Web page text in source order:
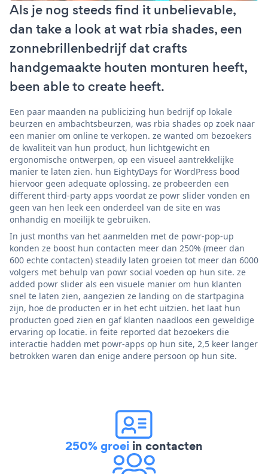
Als je nog steeds find it unbelievable,
dan take a look at wat rbia shades, een
zonnebrillenbedrijf dat crafts
handgemaakte houten monturen heeft,
been able to create heeft.
Een paar maanden na publicizing hun bedrijf op lokale
beurzen en ambachtsbeurzen, was rbia shades op zoek naar
een manier om online te verkopen. ze wanted om bezoekers
de kwaliteit van hun product, hun lichtgewicht en
ergonomische ontwerpen, op een visueel aantrekkelijke
manier te laten zien. hun EightyDays for WordPress bood
hiervoor geen adequate oplossing. ze probeerden een
different third-party apps voordat ze powr slider vonden en
geen van hen leek een onderdeel van de site en was
onhandig en moeilijk te gebruiken.
In just months van het aanmelden met de powr-pop-up
konden ze boost hun contacten meer dan 250% (meer dan
600 echte contacten) steadily laten groeien tot meer dan 6000
volgers met behulp van powr social voeden op hun site. ze
added powr slider als een visuele manier om hun klanten
snel te laten zien, aangezien ze landing on de startpagina
zijn, hoe de producten er in het echt uitzien. het laat hun
producten goed zien en gaf klanten naadloos een geweldige
ervaring op locatie. in feite reported dat bezoekers die
interactie hadden met powr-apps op hun site, 2,5 keer langer
betrokken waren dan enige andere persoon op hun site.
250% groei in contacten